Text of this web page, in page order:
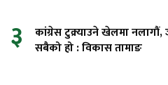
३
कांग्रेस टुक्र्याउने खेलमा नलागौं,
सबैको हो : विकास तामाङ